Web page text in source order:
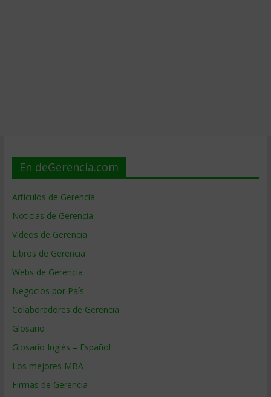
En deGerencia.com
Artículos de Gerencia
Noticias de Gerencia
Videos de Gerencia
Libros de Gerencia
Webs de Gerencia
Negocios por País
Colaboradores de Gerencia
Glosario
Glosario Inglés – Español
Los mejores MBA
Firmas de Gerencia